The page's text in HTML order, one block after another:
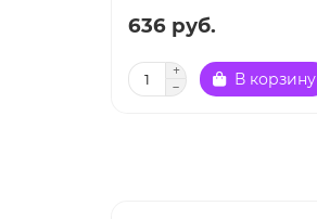
636 руб.
В корзину